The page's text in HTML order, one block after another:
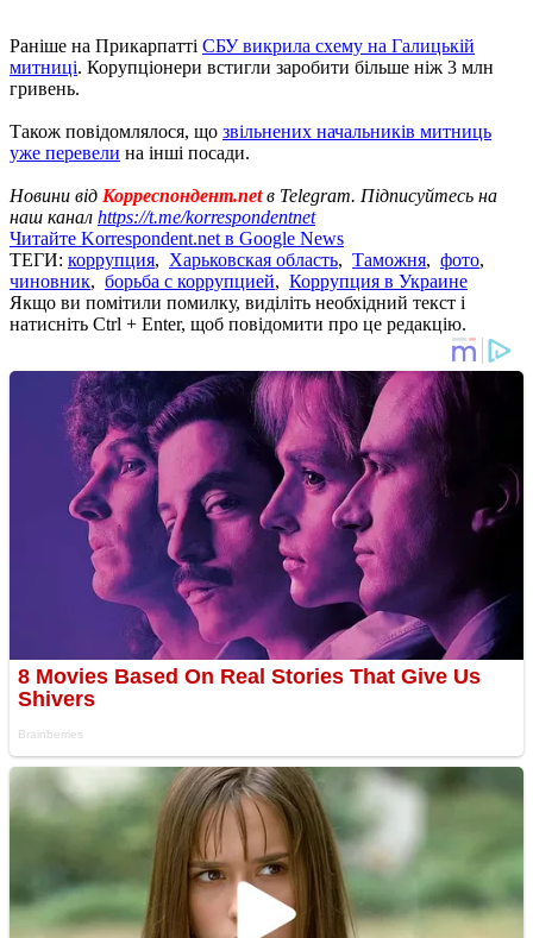
Раніше на Прикарпатті СБУ викрила схему на Галицькій
митниці. Корупціонери встигли заробити більше ніж 3 млн
гривень.
Також повідомлялося, що звільнених начальників митниць
уже перевели на інші посади.
Новини від Корреспондент.netв Telegram. Підписуйтесь на
наш канал https://t.me/korrespondentnet
Читайте Korrespondent.net в Google News
ТЕГИ: коррупция, Харьковская область, Таможня, фото,
чиновник, борьба с коррупцией, Коррупция в Украине
Якщо ви помітили помилку, виділіть необхідний текст і
натисніть Ctrl + Enter, щоб повідомити про це редакцію.